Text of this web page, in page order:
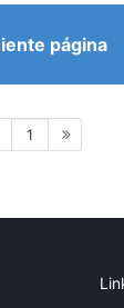
página
1